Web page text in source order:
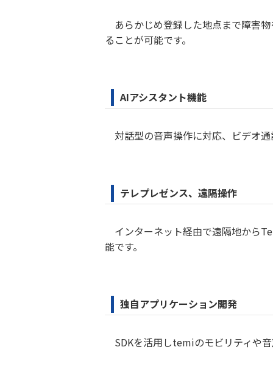
あらかじめ登録した地点まで障害
ることが可能です。
AIアシスタント機能
対話型の音声操作に対応、ビデオ
テレプレゼンス、遠隔操作
インターネット経由で遠隔地から
能です。
独自アプリケーション開発
SDKを活用しtemiのモビリティや